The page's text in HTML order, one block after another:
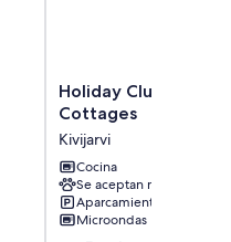
Holiday
Club
Hannunkivi
Cottages
Kivijarvi
Holiday Club
Cottages
Kivijarvi
Cocina
Se aceptan mascotas
Aparcamiento incluido
Microondas